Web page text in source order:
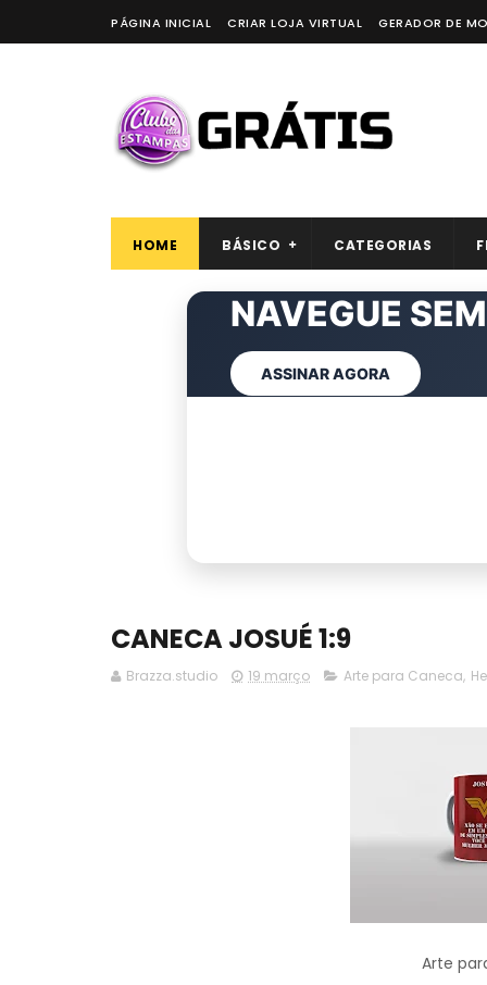
PÁGINA INICIAL CRIAR LOJA VIRTUAL GERADOR DE
HOME BÁSICO CATEGORIAS
QUERO REMOVER AGORA
ASSINAR CLUBE
NAVEGUE
ASSINAR AGORA
ARTES
VER AGORA
CANECA JOSUÉ 1:9
Brazza.studio 19 março Arte para Caneca,
Arte